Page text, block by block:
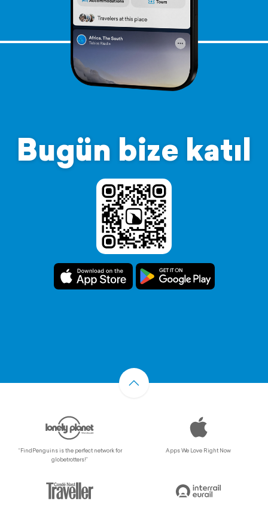
Bugün bize katıl
“FindPenguins is the perfect network for
globetrotters!”
Apps We Love Right Now